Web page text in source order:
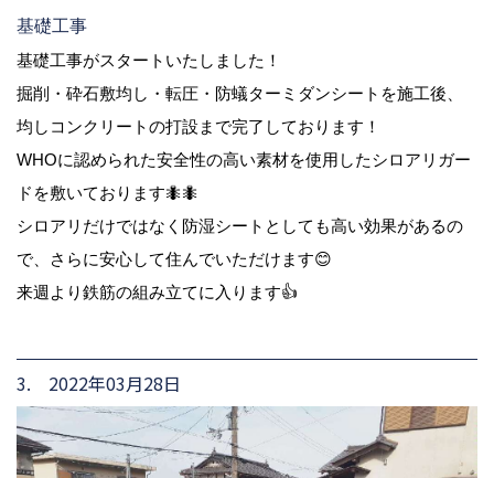
基礎工事
基礎工事がスタートいたしました！
掘削・砕石敷均し・転圧・防蟻ターミダンシートを施工後、
均しコンクリートの打設まで完了しております！
WHOに認められた安全性の高い素材を使用したシロアリガー
ドを敷いております🐜🐜
シロアリだけではなく防湿シートとしても高い効果があるの
で、さらに安心して住んでいただけます😊
来週より鉄筋の組み立てに入ります👍
3. 2022年03月28日